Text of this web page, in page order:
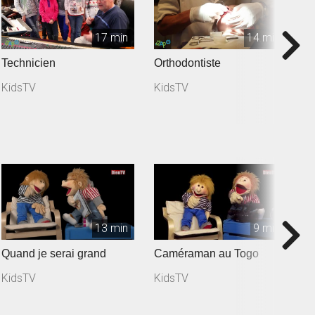
17 min
Technicien
KidsTV
14 min
Orthodontiste
KidsTV
13 min
Quand je serai grand
KidsTV
9 min
Caméraman au Togo
KidsTV